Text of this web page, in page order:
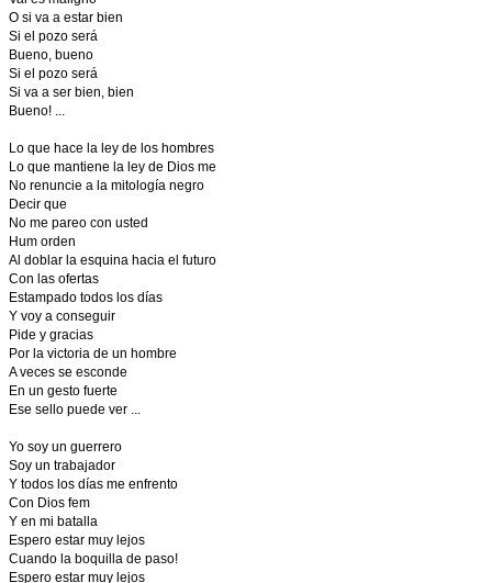
O si va a estar bien
Si el pozo será
Bueno, bueno
Si el pozo será
Si va a ser bien, bien
Bueno! ...
Lo que hace la ley de los hombres
Lo que mantiene la ley de Dios me
No renuncie a la mitología negro
Decir que
No me pareo con usted
Hum orden
Al doblar la esquina hacia el futuro
Con las ofertas
Estampado todos los días
Y voy a conseguir
Pide y gracias
Por la victoria de un hombre
A veces se esconde
En un gesto fuerte
Ese sello puede ver ...
Yo soy un guerrero
Soy un trabajador
Y todos los días me enfrento
Con Dios fem
Y en mi batalla
Espero estar muy lejos
Cuando la boquilla de paso!
Espero estar muy lejos